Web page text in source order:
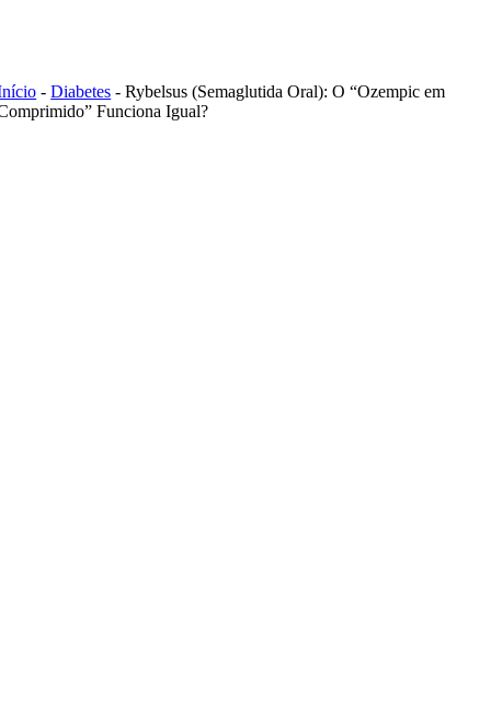
-Diabetes -Rybelsus (Semaglutida Oral): O “Ozempic em
Funciona Igual?